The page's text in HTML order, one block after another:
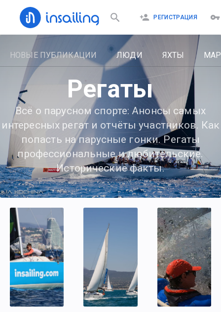
РЕГИСТРАЦИЯ
НОВЫЕ ПУБЛИКАЦИИ ЛЮДИ ЯХТЫ
Регаты
Всё о парусном спорте: Анонсы самых
интересных регат и отчёты участников. Как
попасть на парусные гонки. Регаты
профессиональные и любительские.
Исторические факты.